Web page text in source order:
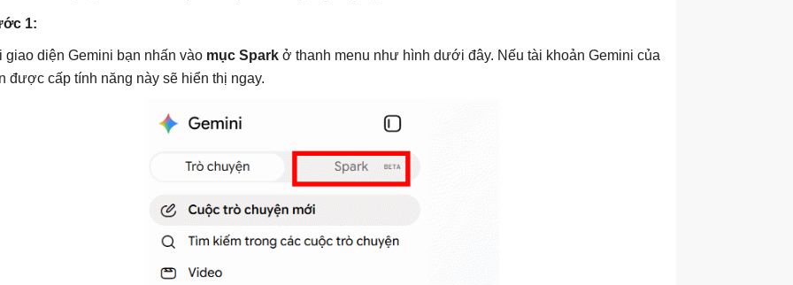
1:
giao diện Gemini bạn nhấn vào mục Spark ở thanh menu như hình dưới đây. Nếu tài khoản Gemini của
được cấp tính năng này sẽ hiển thị ngay.